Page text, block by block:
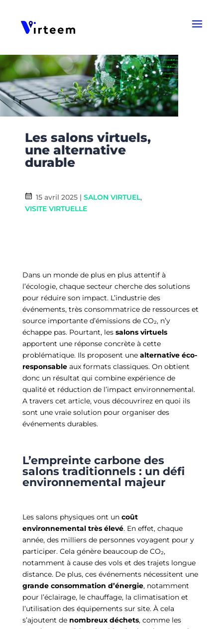
Les salons virtuels,
une alternative
durable
15 avril 2025 | SALON VIRTUEL,
VISITE VIRTUELLE
Dans un monde de plus en plus attentif à
l’écologie, chaque secteur cherche des solutions
pour réduire son impact. L’industrie des
événements, très consommatrice de ressources et
source importante d’émissions de CO₂, n’y
échappe pas. Pourtant, les salons virtuels
apportent une réponse concrète à cette
problématique. Ils proposent une alternative éco-
responsableaux formats classiques. On obtient
donc un résultat qui combine expérience de
qualité et réduction de l’impact environnemental.
A travers cet article, vous découvrirez en quoi ils
sont une vraie solution pour organiser des
événements durables.
L’empreinte carbone des
salons traditionnels : un défi
environnemental majeur
Les salons physiques ont un coût
environnemental très élevé. En effet, chaque
année, des milliers de personnes voyagent pour y
participer. Cela génère beaucoup de CO₂,
notamment à cause des vols et des trajets longue
distance. De plus, ces événements nécessitent une
grande consommation d’énergie, notamment
pour l’éclairage, le chauffage, la climatisation et
l’utilisation des équipements sur site. À cela
s’ajoutent de nombreux déchets, comme les